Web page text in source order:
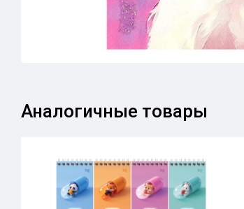
Аналогичные товары